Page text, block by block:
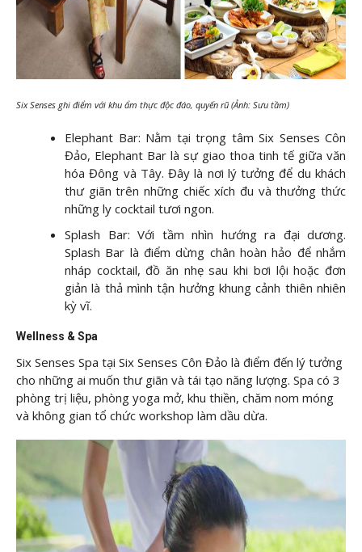
Six Senses ghi điểm với khu ẩm thực độc đáo, quyến rũ (Ảnh: Sưu tầm)
Elephant Bar: Nằm tại trọng tâm Six Senses Côn
Đảo, Elephant Bar là sự giao thoa tinh tế giữa văn
hóa Đông và Tây. Đây là nơi lý tưởng để du khách
thư giãn trên những chiếc xích đu và thưởng thức
những ly cocktail tươi ngon.
Splash Bar: Với tầm nhìn hướng ra đại dương.
Splash Bar là điểm dừng chân hoàn hảo để nhắm
nháp cocktail, đồ ăn nhẹ sau khi bơi lội hoặc đơn
giản là thả mình tận hưởng khung cảnh thiên nhiên
kỳ vĩ.
Wellness & Spa
Six Senses Spa tại Six Senses Côn Đảo là điểm đến lý tưởng
cho những ai muốn thư giãn và tái tạo năng lượng. Spa có 3
phòng trị liệu, phòng yoga mở, khu thiền, chăm nom móng
và không gian tổ chức workshop làm dầu dừa.